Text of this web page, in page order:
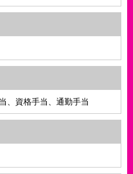
、資格手当、通勤手当